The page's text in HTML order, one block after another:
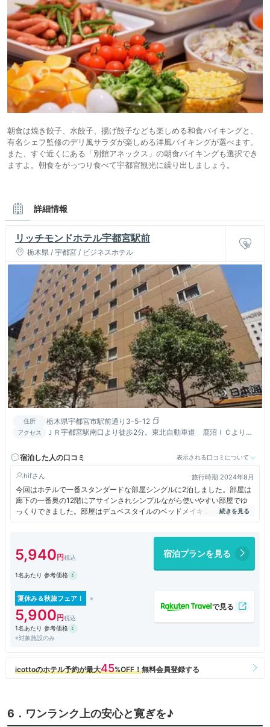
朝食は焼き餃子、水餃子、揚げ餃子なども楽しめる和食バイキングと、
有名シェフ監修のデリ風サラダが楽しめる洋風バイキングが選べます。
また、すぐ近くにある「別館アネックス」の朝食バイキングも選択でき
ますよ。朝食をがっつり食べて宇都宮観光に繰り出しましょう。
詳細情報
リッチモンドホテル宇都宮駅前
栃木県 / 宇都宮 / ビジネスホテル
住所 栃木県宇都宮市駅前通り3-5-12
アクセス
ＪＲ宇都宮駅南口より徒歩2分。東北自動車道 鹿沼ＩＣより車
宿泊した人の口コミ
表示される口コミについて
hif 旅行時期 2024年8月
今回はホテルで一番スタンダードな部屋シングルに2泊しました。部屋は
廊下の一番奥の12階にアサインされシンプルながら使いやすい部屋でゆ
っくりできました。部屋はデュベスタイルのベッドメイキングのシモンズ
に、加湿空気清浄機、スマートテレビでユーチューブ等も見られてで快適
化粧品、日ごとに変わる入浴剤もあって良いですね。色々のビジネスホテ
ルに宿泊しますが、挨拶を含めた接客はいつも心地よい流石のリッチモン
ドホテルです、今回も快適に過ごせました。
5,940 宿泊プランを見る
1名あたり 参考価格
夏休み＆秋旅フェア！
5,900
1名あたり 参考価格
※対象施設のみ
6．ワンランク上の安心と寛ぎを♪